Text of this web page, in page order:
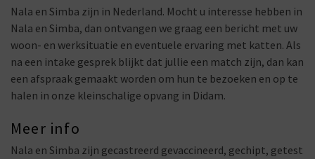
Nala en Simba zijn in Nederland. Mocht u interesse hebben in
Nala en Simba, dan ontvangen we graag een bericht met uw
woon- en werksituatie en eventuele ervaring met katten. Als
na een intake gesprek blijkt dat jullie een match zijn, dan kan
een afspraak gemaakt worden om hun te bezoeken en op te
halen in onze kleinschalige opvang in Didam.
Meer info
Nala en Simba zijn gecastreerd gevaccineerd, gechipt, getest